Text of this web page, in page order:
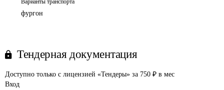
Варианты транспорта
фургон
Тендерная документация
Доступно только с лицензией «Тендеры» за 750 ₽ в мес
Вход